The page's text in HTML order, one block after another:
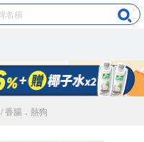
/ 香腸．熱狗